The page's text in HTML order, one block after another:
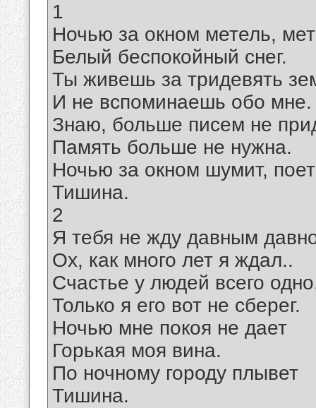
1
Ночью за окном метель,
Белый беспокойный снег.
Ты живешь за тридевять
И не вспоминаешь обо мне.
Знаю, больше писем не
Память больше не нужна.
Ночью за окном шумит, поет
Тишина.
2
Я тебя не жду давным
Ох, как много лет я ждал..
Счастье у людей всего
Только я его вот не сберег.
Ночью мне покоя не дает
Горькая моя вина.
По ночному городу плывет
Тишина.